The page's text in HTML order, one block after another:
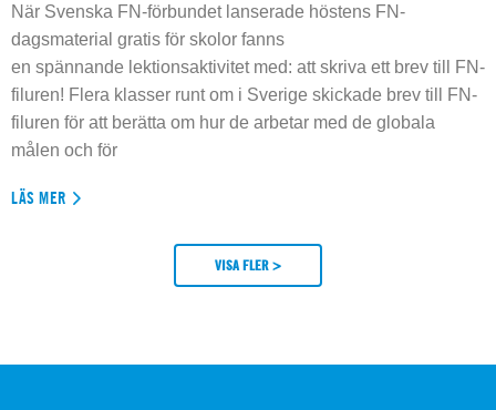
När Svenska FN-förbundet lanserade höstens FN-
dagsmaterial gratis för skolor fanns
en spännande lektionsaktivitet med: att skriva ett brev till FN-
filuren! Flera klasser runt om i Sverige skickade brev till FN-
filuren för att berätta om hur de arbetar med de globala
målen och för
LÄS MER
VISA FLER >